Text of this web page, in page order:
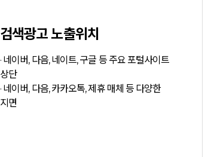
검색광고 노출위치
· 네이버, 다음, 네이트, 구글 등 주요 포털사이트
상단
· 네이버, 다음, 카카오톡, 제휴 매체 등 다양한
지면